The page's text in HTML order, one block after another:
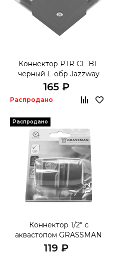
Коннектор PTR CL-BL
черный L-обр Jazzway
165 ₽
Распродано
Распродано
Коннектор 1/2" с
аквастопом GRASSMAN
YM 5810 E
119 ₽